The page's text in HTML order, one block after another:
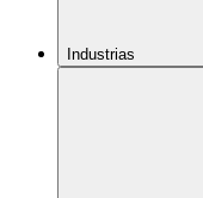
Industrias